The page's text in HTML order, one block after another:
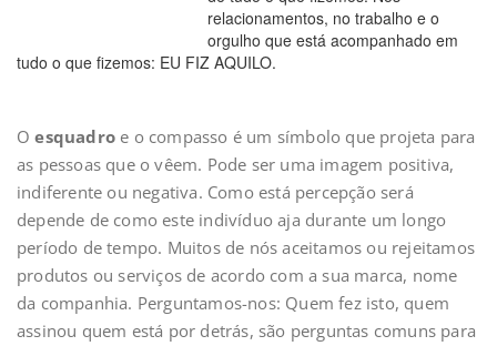
relacionamentos, no trabalho e o
orgulho que está acompanhado em
tudo o que fizemos: EU FIZ AQUILO.
Oesquadro e o compasso é um símbolo que projeta para
as pessoas que o vêem. Pode ser uma imagem positiva,
indiferente ou negativa. Como está percepção será
depende de como este indivíduo aja durante um longo
período de tempo. Muitos de nós aceitamos ou rejeitamos
produtos ou serviços de acordo com a sua marca, nome
da companhia. Perguntamos-nos: Quem fez isto, quem
assinou quem está por detrás, são perguntas comuns para